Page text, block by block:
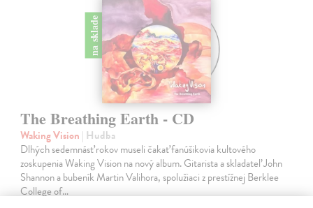
na sklade
The Breathing Earth - CD
Waking Vision | Hudba
Dlhých sedemnásť rokov museli čakať fanúšikovia kultového
zoskupenia Waking Vision na nový album. Gitarista a skladateľ John
Shannon a bubeník Martin Valihora, spolužiaci z prestížnej Berklee
College of…